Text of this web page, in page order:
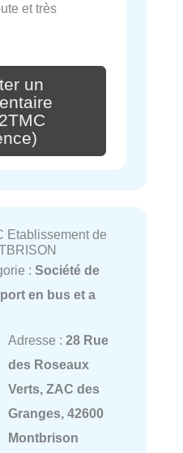
et très
un
Etablissement de
: Société de
en bus et a
Adresse : 28 Rue
des Roseaux
Verts, ZAC des
Granges, 42600
Montbrison